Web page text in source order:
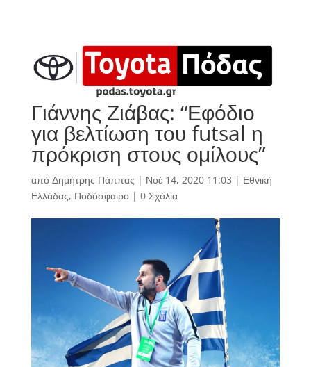
Γιάννης Ζιάβας: “Εφόδιο
για βελτίωση του futsal η
πρόκριση στους ομίλους”
από Δημήτρης Πάππας | Νοέ 14, 2020 11:03 | Εθνική
Ελλάδας, Ποδόσφαιρο| 0 Σχόλια